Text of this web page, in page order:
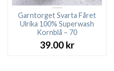
Garntorget Svarta Fåret
Ulrika 100% Superwash
Kornblå – 70
39.00 kr